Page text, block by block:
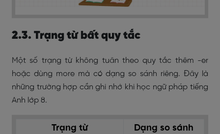
2.3. Trạng từ bất quy tắc
Một số trạng từ không tuân theo quy tắc thêm -er
hoặc dùng more mà có dạng so sánh riêng. Đây là
những trường hợp cần ghi nhớ khi học ngữ pháp tiếng
Anh lớp 8.
Trạng từ Dạng so sánh